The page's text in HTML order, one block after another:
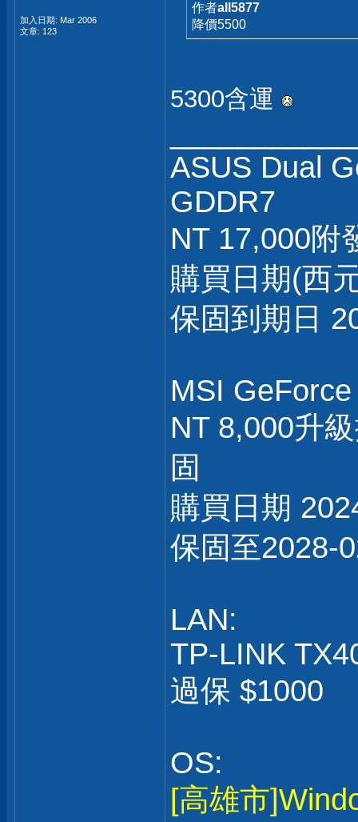
加入日期: Mar 2006
文章: 123
作者all5877
降價5500
5300含運
ASUS Dual
GDDR7
NT 17,000附
購買日期(西
保固到期日
MSI
NT 8,000升
固
購買日期
保固至2028-
LAN:
TP-LINK
過保 $1000
OS:
[高雄市